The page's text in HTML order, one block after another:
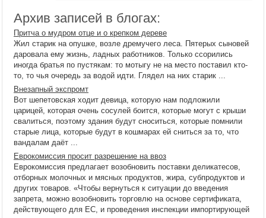
Архив записей в блогах:
Притча о мудром отце и о крепком дереве
Жил старик на опушке, возле дремучего леса. Пятерых сыновей
даровала ему жизнь, ладных работников. Только ссорились
иногда братья по пустякам: то мотыгу не на место поставил кто-
то, то чья очередь за водой идти. Глядел на них старик ...
Внезапный экспромт
Вот шепетовская ходит девица, которую нам подложили
царицей, которая очень сосулей боится, которые могут с крыши
свалиться, поэтому здания будут сноситься, которые помнили
старые лица, которые будут в кошмарах ей сниться за то, что
вандалам даёт ...
Еврокомиссия просит разрешение на ввоз
Еврокомиссия предлагает возобновить поставки деликатесов,
отборных молочных и мясных продуктов, жира, субпродуктов и
других товаров. «Чтобы вернуться к ситуации до введения
запрета, можно возобновить торговлю на основе сертификата,
действующего для ЕС, и проведения инспекции импортирующей